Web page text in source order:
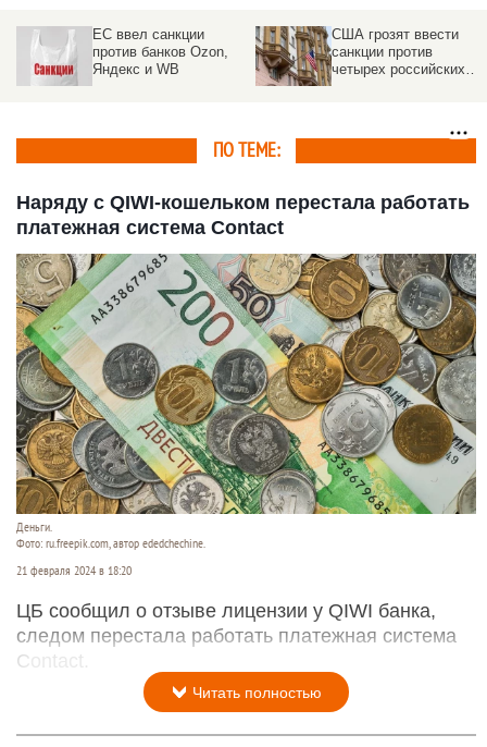
ЕС ввел санкции
против банков Ozon,
Яндекс и WB
США грозят ввести
санкции против
четырех российских
ПО ТЕМЕ:
Наряду с QIWI-кошельком перестала работать
платежная система Contact
Деньги.
Фото: ru.freepik.com, автор ededchechine.
21 февраля 2024 в 18:20
ЦБ сообщил о отзыве лицензии у QIWI банка,
следом перестала работать платежная система
Contact.
Читать полностью